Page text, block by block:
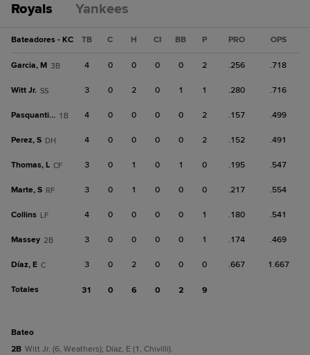
Royals Yankees
Bateadores - KC TB C H CI BB P PRO OPS
Garcia, M 3B 4 0 0 0 0 2 .256 .718
Witt Jr. SS 3 0 2 0 1 1 .280 .716
Pasquantino 1B 4 0 0 0 0 2 .157 .499
Perez, S DH 4 0 0 0 0 2 .152 .491
Thomas, L CF 3 0 1 0 1 0 .195 .547
Marte, S RF 3 0 1 0 0 0 .217 .554
Collins LF 4 0 0 0 0 1 .180 .541
Massey 2B 3 0 0 0 0 1 .174 .469
Díaz, E C 3 0 2 0 0 0 .667 1.667
Totales 31 0 6 0 2 9
bateo
2B Witt Jr. (6, Weathers); Díaz, E (1, Chivilli).